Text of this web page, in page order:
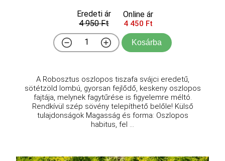
Eredeti ár
4 950 Ft
Online ár
4 450 Ft
Kosárba
A Robosztus oszlopos tiszafa svájci eredetű,
sötétzöld lombú, gyorsan fejlődő, keskeny oszlopos
fajtája, melynek fagytűrése is figyelemre méltó.
Rendkívül szép sövény telepíthető belőle! Külső
tulajdonságok Magasság és forma: Oszlopos
habitus, fel ...